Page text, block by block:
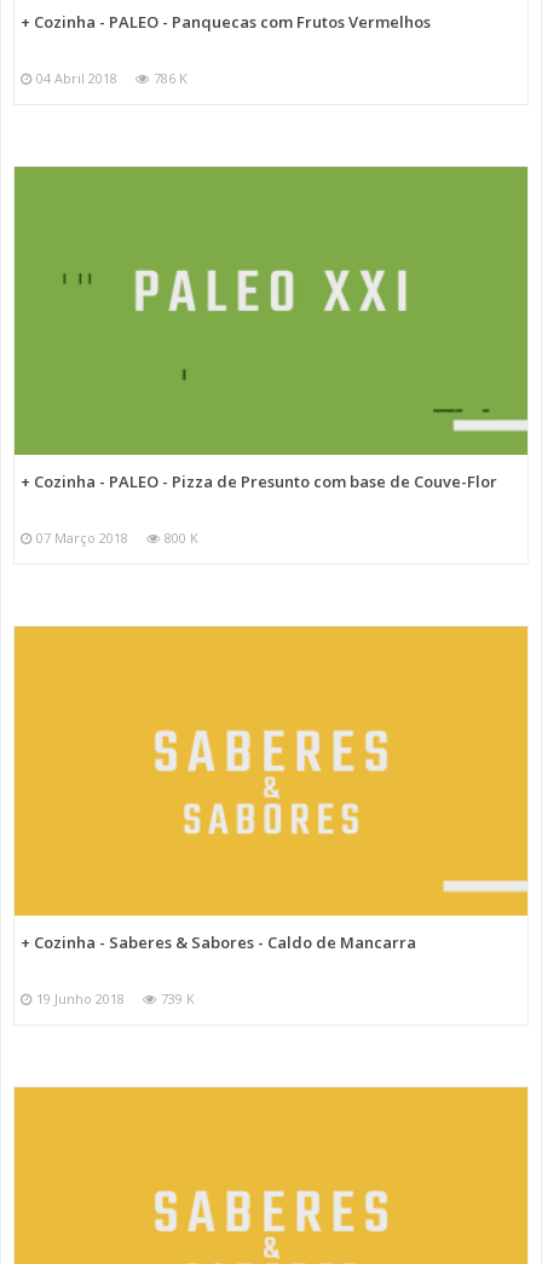
+ Cozinha - PALEO - Panquecas com Frutos Vermelhos
04 Abril 2018 786 K
+ Cozinha - PALEO - Pizza de Presunto com base de Couve-Flor
07 Março 2018 800 K
+ Cozinha - Saberes & Sabores - Caldo de Mancarra
19 Junho 2018 739 K